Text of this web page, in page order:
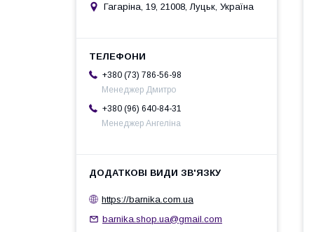
Гагаріна, 19, 21008, Луцьк, Україна
+380 (73) 786-56-98
Менеджер Дмитро
+380 (96) 640-84-31
Менеджер Ангеліна
https://barnika.com.ua
barnika.shop.ua@gmail.com